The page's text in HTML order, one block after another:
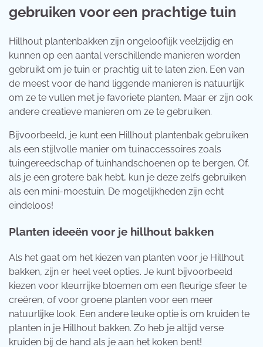
gebruiken voor een prachtige tuin
Hillhout plantenbakken zijn ongelooflijk veelzijdig en
kunnen op een aantal verschillende manieren worden
gebruikt om je tuin er prachtig uit te laten zien. Een van
de meest voor de hand liggende manieren is natuurlijk
om ze te vullen met je favoriete planten. Maar er zijn ook
andere creatieve manieren om ze te gebruiken.
Bijvoorbeeld, je kunt een Hillhout plantenbak gebruiken
als een stijlvolle manier om tuinaccessoires zoals
tuingereedschap of tuinhandschoenen op te bergen. Of,
als je een grotere bak hebt, kun je deze zelfs gebruiken
als een mini-moestuin. De mogelijkheden zijn echt
eindeloos!
Planten ideeën voor je hillhout bakken
Als het gaat om het kiezen van planten voor je Hillhout
bakken, zijn er heel veel opties. Je kunt bijvoorbeeld
kiezen voor kleurrijke bloemen om een fleurige sfeer te
creëren, of voor groene planten voor een meer
natuurlijke look. Een andere leuke optie is om kruiden te
planten in je Hillhout bakken. Zo heb je altijd verse
kruiden bij de hand als je aan het koken bent!